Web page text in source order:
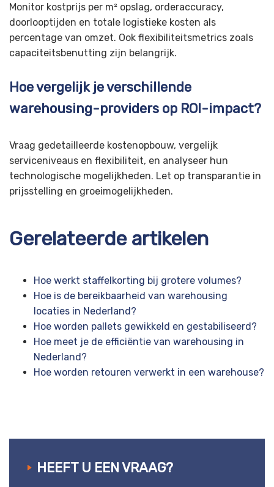
Monitor kostprijs per m² opslag, orderaccuracy,
doorlooptijden en totale logistieke kosten als
percentage van omzet. Ook flexibiliteitsmetrics zoals
capaciteitsbenutting zijn belangrijk.
Hoe vergelijk je verschillende
warehousing-providers op ROI-impact?
Vraag gedetailleerde kostenopbouw, vergelijk
serviceniveaus en flexibiliteit, en analyseer hun
technologische mogelijkheden. Let op transparantie in
prijsstelling en groeimogelijkheden.
Gerelateerde artikelen
Hoe werkt staffelkorting bij grotere volumes?
Hoe is de bereikbaarheid van warehousing
locaties in Nederland?
Hoe worden pallets gewikkeld en gestabiliseerd?
Hoe meet je de efficiëntie van warehousing in
Nederland?
Hoe worden retouren verwerkt in een warehouse?
HEEFT U EEN VRAAG?